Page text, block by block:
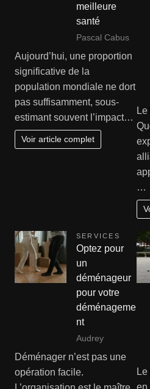
meilleure
santé
Pascal Cabus
Aujourd’hui, une proportion
significative de la
population mondiale ne dort
pas suffisamment, sous-
estimant souvent l’impact…
Voir article complet
…
SERVICES
Optez pour
un
déménageur
pour votre
déménageme
nt
Audrey
Déménager n’est pas une
opération facile.